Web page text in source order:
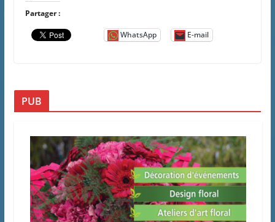
Partager :
WhatsApp E-mail
PUB